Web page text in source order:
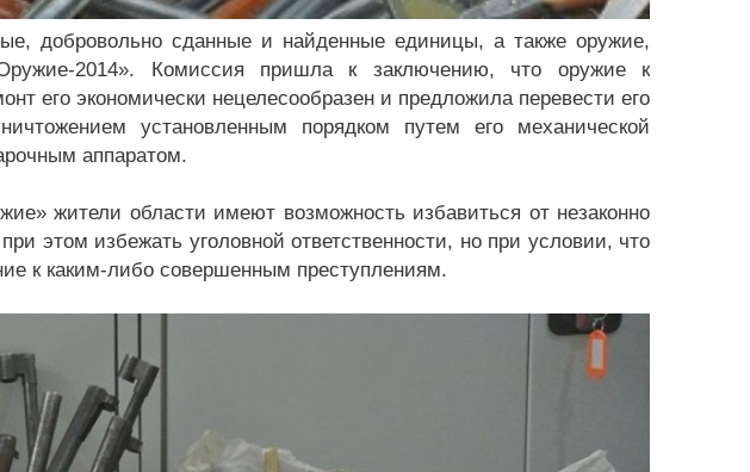
добровольно сданные и найденные единицы, а также оружие,
2014». Комиссия пришла к заключению, что оружие к
его экономически нецелесообразен и предложила перевести его
установленным порядком путем его механической
аппаратом.
жители области имеют возможность избавиться от незаконно
этом избежать уголовной ответственности, но при условии, что
к каким-либо совершенным преступлениям.